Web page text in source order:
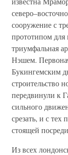
сооружение с
прототипом для
триумфальная
Нэшем.
Букингемским
строительство
передвинули к
сильного
срезать, и с тех
стоящей
Из всех